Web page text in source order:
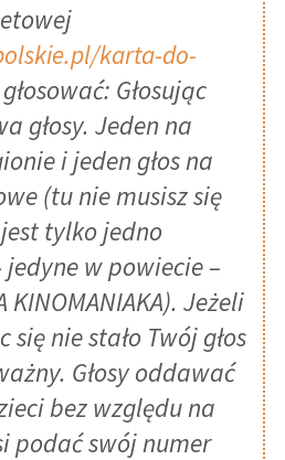
–
karta-do-
Głosując
głosy. Jeden na
i jeden głos na
(tu nie musisz się
tylko jedno
jedyne w powiecie –
KINOMANIAKA). Jeżeli
się nie stało Twój głos
Głosy oddawać
bez względu na
podać swój numer